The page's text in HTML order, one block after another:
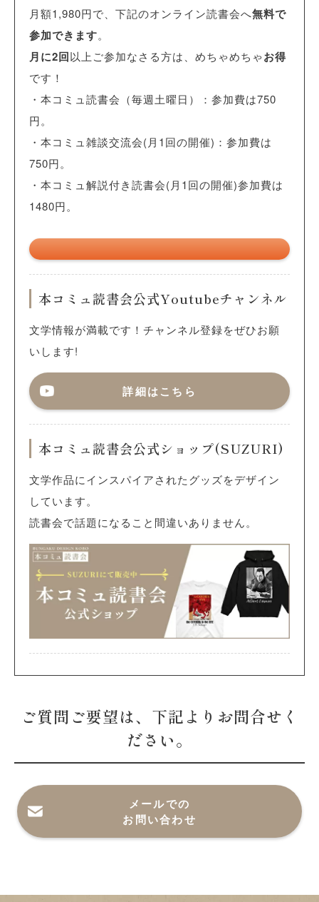
月額1,980円で、下記のオンライン読書会へ無料で
参加できます。
月に2回以上ご参加なさる方は、めちゃめちゃお得
です！
・本コミュ読書会（毎週土曜日）：参加費は750
円。
・本コミュ雑談交流会(月1回の開催)：参加費は
750円。
・本コミュ解説付き読書会(月1回の開催)参加費は
1480円。
本コミュ読書会公式Youtubeチャンネル
文学情報が満載です！チャンネル登録をぜひお願
いします!
詳細はこちら
本コミュ読書会公式ショップ(SUZURI)
文学作品にインスパイアされたグッズをデザイン
しています。
読書会で話題になること間違いありません。
ご質問ご要望は、下記よりお問合せく
ださい。
メールでの
お問い合わせ